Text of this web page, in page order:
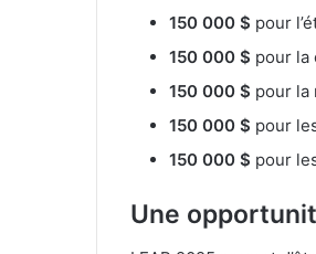
150 000 $ pour
150 000 $ pour la
150 000 $ pour la
150 000 $ pour
150 000 $ pour
Une